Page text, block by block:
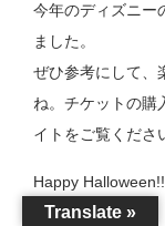
今年のディズニー
ました。
ぜひ参考にして、
ね。チケットの購
イトをご覧くださ
Happy Halloween!!
Translate »